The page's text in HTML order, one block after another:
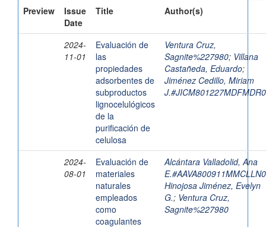
Preview
Issue
Date
Title Author(s)
2024-
11-01
Evaluación de
las
propiedades
adsorbentes de
subproductos
lignocelulógicos
de la
purificación de
celulosa
Ventura Cruz,
Sagnite%227980; Villana
Castañeda, Eduardo;
Jiménez Cedillo, Miriam
2024-
08-01
Evaluación de
materiales
naturales
empleados
como
coagulantes
Alcántara Valladolid, Ana
Hinojosa Jiménez, Evelyn
G.; Ventura Cruz,
Sagnite%227980